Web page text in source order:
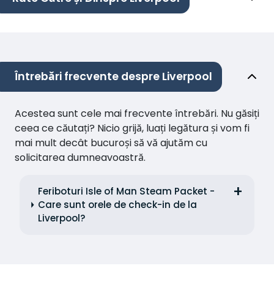
Întrebări frecvente despre Liverpool
Acestea sunt cele mai frecvente întrebări. Nu găsiți
ceea ce căutați? Nicio grijă, luați legătura și vom fi
mai mult decât bucuroși să vă ajutăm cu
solicitarea dumneavoastră.
Feriboturi Isle of Man Steam Packet -
Care sunt orele de check-in de la
Liverpool?